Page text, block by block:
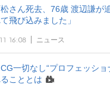
さん死去、76歳 渡辺謙が
飛び込みました」
16:08 ニュース
一切なし“プロフェッシ
こととは